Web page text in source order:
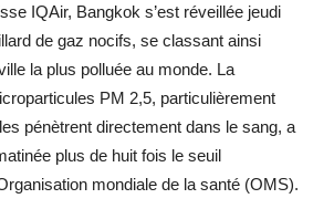
IQAir, Bangkok s’est réveillée jeudi
de gaz nocifs, se classant ainsi
la plus polluée au monde. La
PM 2,5, particulièrement
pénètrent directement dans le sang, a
plus de huit fois le seuil
mondiale de la santé (OMS).